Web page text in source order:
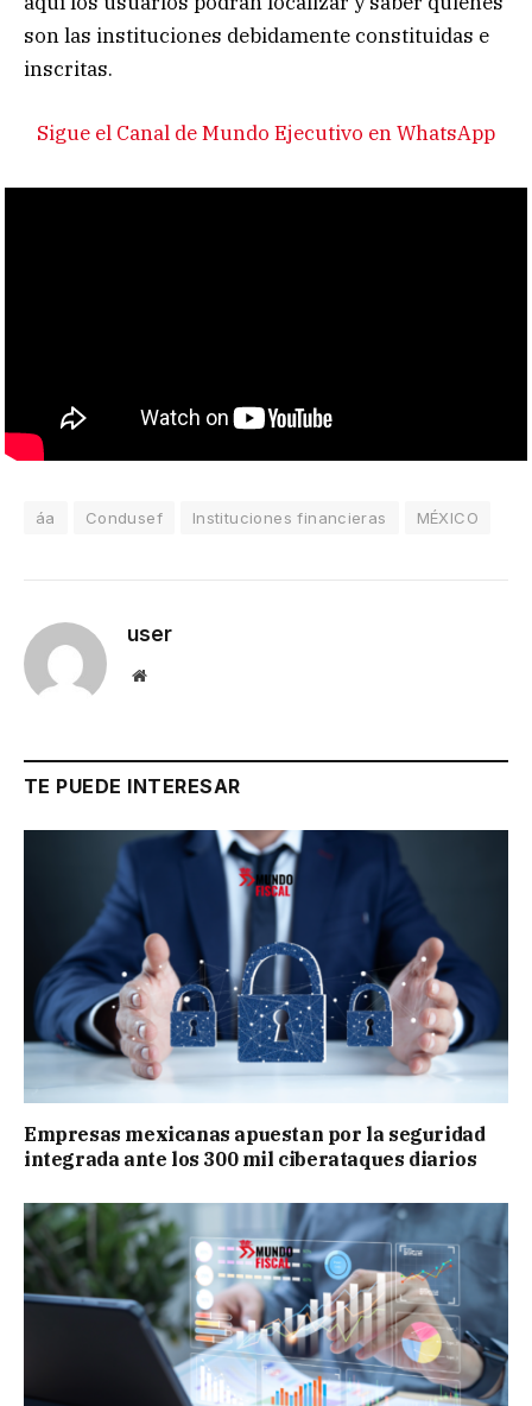
son las instituciones debidamente constituidas e
inscritas.
Sigue el Canal de Mundo Ejecutivo en WhatsApp
áa Condusef Instituciones financieras MÉXICO
user
Website
TE PUEDE INTERESAR
Empresas mexicanas apuestan por la seguridad
integrada ante los 300 mil ciberataques diarios